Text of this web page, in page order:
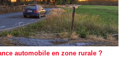
automobile en zone rurale ?